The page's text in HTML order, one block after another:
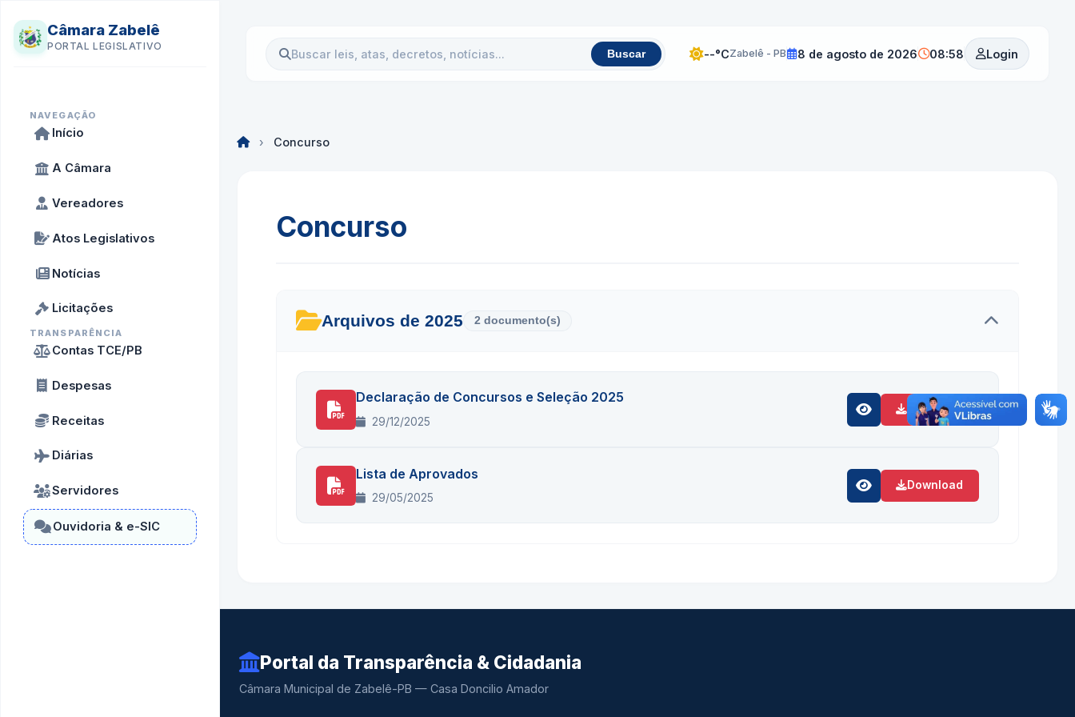
Câmara Zabelê
PORTAL LEGISLATIVO
NAVEGAÇÃO
Início
A Câmara
Vereadores
Atos Legislativos
Notícias
Licitações
TRANSPARÊNCIA
Contas TCE/PB
Despesas
Receitas
Diárias
Servidores
Ouvidoria & e-SIC
Buscar --°CZabelê - PB 8 de agosto de 2026 08:58 Login
› Concurso
Concurso
Arquivos de 2025 2 documento(s)
Declaração de Concursos e Seleção 2025
29/12/2025
Download
Lista de Aprovados
29/05/2025
Download
Portal da Transparência & Cidadania
Câmara Municipal de Zabelê-PB — Casa Doncilio Amador